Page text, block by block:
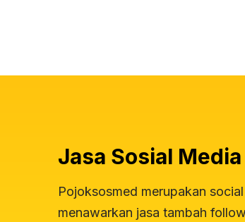
Jasa Sosial
Pojoksosmed merupakan
menawarkan jasa tambah